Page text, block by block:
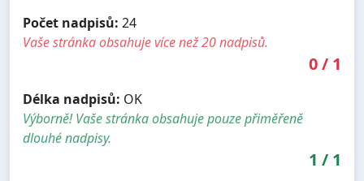
Počet nadpisů: 24
Vaše stránka obsahuje více než 20 nadpisů.
0/ 1
Délka nadpisů: OK
Výborně! Vaše stránka obsahuje pouze přiměřeně
dlouhé nadpisy.
1 / 1